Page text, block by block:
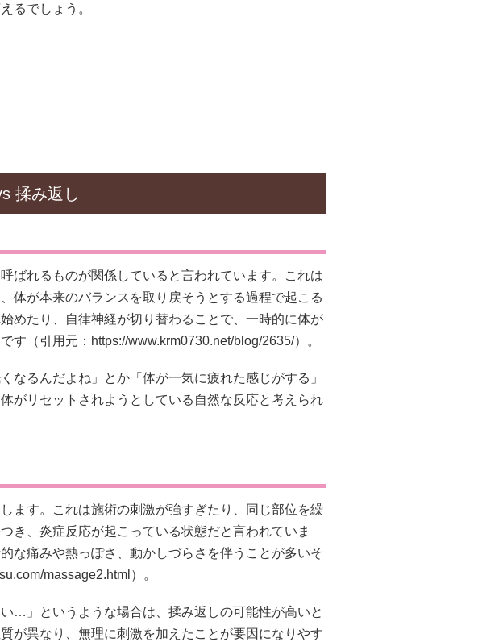
るでしょう。
揉み返し
ばれるものが関係していると言われています。これは
体が本来のバランスを取り戻そうとする過程で起こる
めたり、自律神経が切り替わることで、一時的に体が
す（引用元： https://www.krm0730.net/blog/2635/）。
なるんだよね」とか「体が一気に疲れた感じがする」
がリセットされようとしている自然な反応と考えられ
ます。これは施術の刺激が強すぎたり、同じ部位を繰
き、炎症反応が起こっている状態だと言われていま
な痛みや熱っぽさ、動かしづらさを伴うことが多いそ
massage2.html）。
…」というような場合は、揉み返しの可能性が高いと
が異なり、無理に刺激を加えたことが要因になりやす